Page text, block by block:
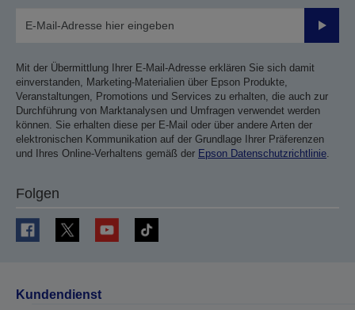
Mit der Übermittlung Ihrer E-Mail-Adresse erklären Sie sich damit
einverstanden, Marketing-Materialien über Epson Produkte,
Veranstaltungen, Promotions und Services zu erhalten, die auch zur
Durchführung von Marktanalysen und Umfragen verwendet werden
können. Sie erhalten diese per E-Mail oder über andere Arten der
elektronischen Kommunikation auf der Grundlage Ihrer Präferenzen
und Ihres Online-Verhaltens gemäß der Epson Datenschutzrichtlinie.
Folgen
Kundendienst